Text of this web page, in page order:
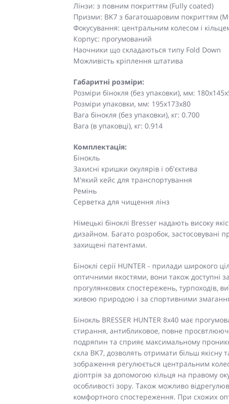
Лінзи: з повним покриттям (Fully coated)
Призми: BK7 з багатошаровим покриттям
Фокусування: центральним колесом і
Корпус: прогумований
Наочники що складаються типу Fold Down
Можливість кріплення штатива
Габаритні розміри:
Розміри бінокля (без упаковки), мм:
Розміри упаковки, мм: 195х173х80
Вага бінокля (без упаковки), кг: 0.700
Вага (в упаковці), кг: 0.914
Комплектація:
Бінокль
Захисні кришки окулярів і об'єктива
М'який кейс для транспортування
Ремінь
Серветка для чищення лінз
Німецькі біноклі Bresser надають високу
дизайном. Багато розробок, застосовувані
захищені патентами.
Біноклі серії HUNTER - прилади широкого
оптичними якостями, вони також доступні
прогулянкових спостережень, турпоходів,
живою природою і за спортивними
Бінокль BRESSER HUNTER 8x40 має
стирання, антибликовое, повне
подряпин та сприяє максимальному
скла BK7, дозволять отримати більш якісну
зображення регулюється центральним
діоптрія за допомогою кільця на правому
особливості зору. Також можливо
комфортного спостереження. При схожих